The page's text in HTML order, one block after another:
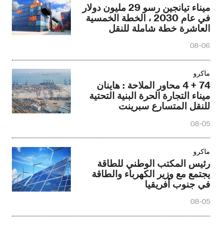
ميناء تيانجين رسو 29 مليون دولار
في عام 2030 ، الخطة الخمسية
العاشرة خطة شاملة للنقل
08-06
ماكرو
74 + 4 محاور الملاحة : هاينان
ميناء التجارة الحرة البنية التحتية
للنقل المتسارع سبرينت
08-05
ماكرو
رئيس المكتب الوطني للطاقة
يجتمع مع وزير الكهرباء والطاقة
في جنوب أفريقيا
08-05